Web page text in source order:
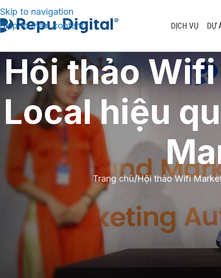
Skip to navigation
Skip to main content
DỊCH VỤ DỰ
Hội thảo
Local hiệu
Trang chủ Hội thảo Wifi